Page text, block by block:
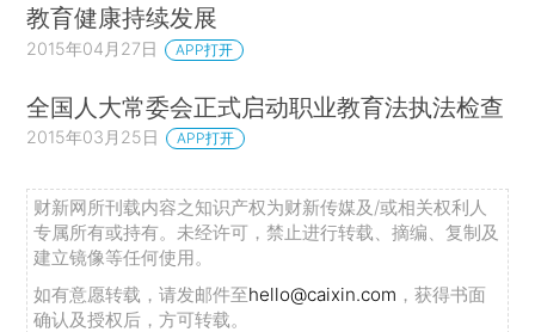
教育健康持续发展
2015年04月27日 APP打开
全国人大常委会正式启动职业教育法执法检查
2015年03月25日 APP打开
财新网所刊载内容之知识产权为财新传媒及/或相关权利人
专属所有或持有。未经许可，禁止进行转载、摘编、复制及
建立镜像等任何使用。
如有意愿转载，请发邮件至hello@caixin.com ，获得书面
确认及授权后，方可转载。